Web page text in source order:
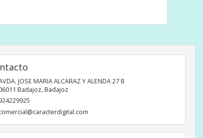
JOSE MARIA ALCARAZ Y ALENDA 27 B
Badajoz,Badajoz